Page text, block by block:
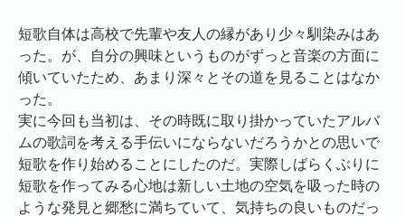
短歌自体は高校で先輩や友人の縁があり少々馴染みはあ
った。が、自分の興味というものがずっと音楽の方面に
傾いていたため、あまり深々とその道を見ることはなか
った。
実に今回も当初は、その時既に取り掛かっていたアルバ
ムの歌詞を考える手伝いにならないだろうかとの思いで
短歌を作り始めることにしたのだ。実際しばらくぶりに
短歌を作ってみる心地は新しい土地の空気を吸った時の
ような発見と郷愁に満ちていて、気持ちの良いものだっ